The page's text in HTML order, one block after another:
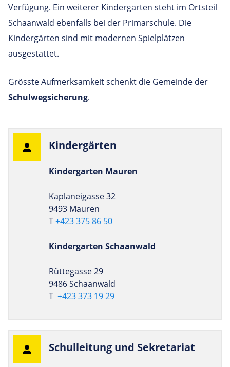
Verfügung. Ein weiterer Kindergarten steht im Ortsteil
Schaanwald ebenfalls bei der Primarschule. Die
Kindergärten sind mit modernen Spielplätzen
ausgestattet.
Grösste Aufmerksamkeit schenkt die Gemeinde der
Schulwegsicherung.
Kin­der­gärten
Kindergarten Mauren
Kaplaneigasse 32
9493 Mauren
T+423 375 86 50
Kindergarten Schaanwald
Rüttegasse 29
9486 Schaanwald
T +423 373 19 29
Schul­lei­tung und Sekretariat